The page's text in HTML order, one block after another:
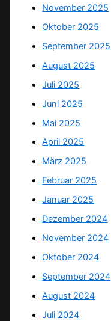
November 2025
Oktober 2025
September 2025
August 2025
Juli 2025
Juni 2025
Mai 2025
April 2025
März 2025
Februar 2025
Januar 2025
Dezember 2024
November 2024
Oktober 2024
September 2024
August 2024
Juli 2024